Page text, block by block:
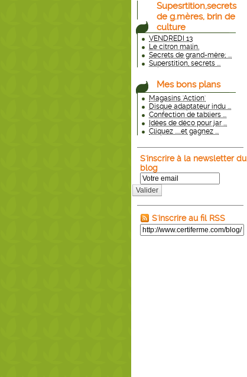
Supesrtition,secrets
de g.mères, brin de
culture
VENDREDI 13
Le citron malin.
Secrets de grand-mère; ...
Superstition, secrets ...
Mes bons plans
Magasins 'Action'
Disque adaptateur indu ...
Confection de tabliers ...
Idées de déco pour jar ...
Cliquez .....et gagnez ...
S'inscrire à la newsletter du
blog
Valider
S'inscrire au fil RSS